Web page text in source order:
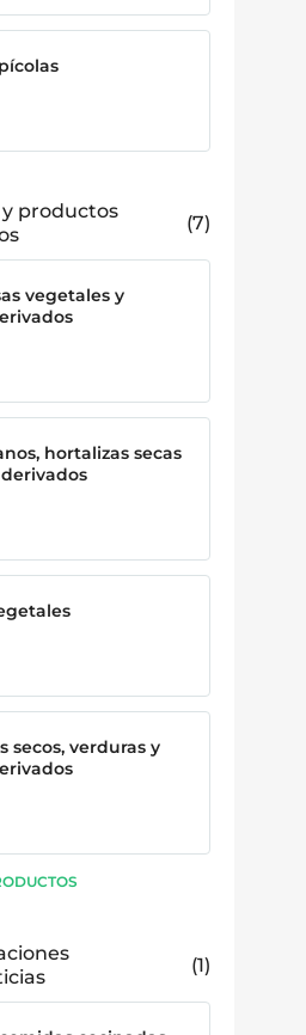
productos
7
vegetales y
hortalizas secas
secos, verduras y
1